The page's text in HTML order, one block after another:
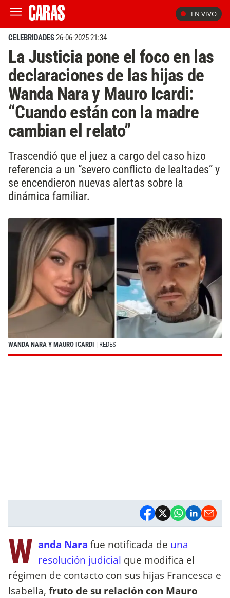
EN VIVO
CELEBRIDADES26-06-2025 21:34
La Justicia pone el foco en las
declaraciones de las hijas de
Wanda Nara y Mauro Icardi:
“Cuando están con la madre
cambian el relato”
Trascendió que el juez a cargo del caso hizo
referencia a un “severo conflicto de lealtades” y
se encendieron nuevas alertas sobre la
dinámica familiar.
WANDA NARA Y MAURO ICARDI | REDES
W anda Nara fue notificada de una
resolución judicial que modifica el
régimen de contacto con sus hijas Francesca e
Isabella, fruto de su relación con Mauro